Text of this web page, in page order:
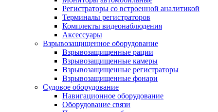
Регистраторы со встроенной аналитикой
Терминалы регистраторов
Комплекты видеонаблюдения
Аксессуары
Взрывозащищенное оборудование
Взрывозащищенные рации
Взрывозащищенные камеры
Взрывозащищенные регистраторы
Взрывозащищенные фонари
Судовое оборудование
Навигационное оборудование
Оборудование связи